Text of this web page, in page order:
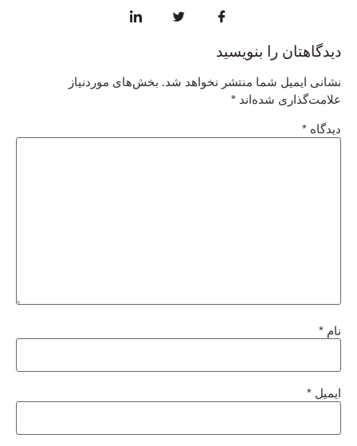
دیدگاهتان را بنویسید
نشانی ایمیل شما منتشر نخواهد شد. بخش‌های موردنیاز
علامت‌گذاری شده‌اند *
دیدگاه *
نام *
ایمیل *